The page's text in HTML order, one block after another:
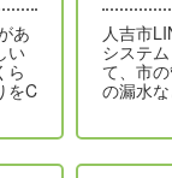
あ
い
ら
をC
人吉市
システ
て、市
の漏水